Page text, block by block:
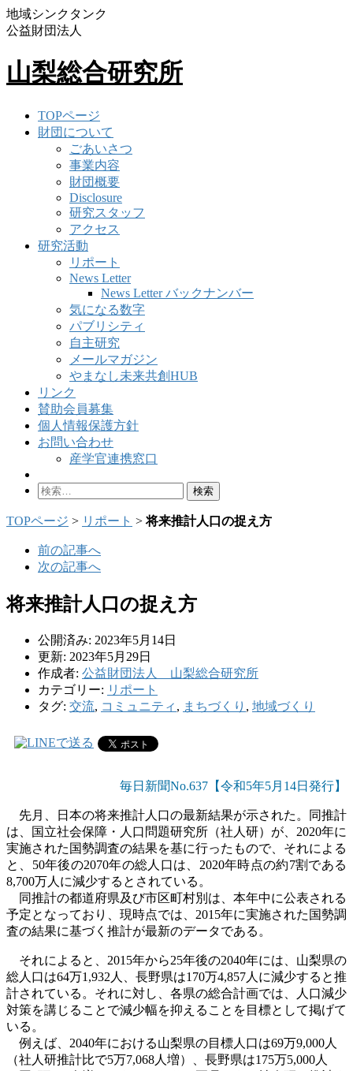
地域シンクタンク
公益財団法人
山梨総合研究所
TOPページ
財団について
ごあいさつ
事業内容
財団概要
Disclosure
研究スタッフ
アクセス
研究活動
リポート
News Letter
News Letter バックナンバー
気になる数字
パブリシティ
自主研究
メールマガジン
やまなし未来共創HUB
リンク
賛助会員募集
個人情報保護方針
お問い合わせ
産学官連携窓口
検
TOPページ > リポート >将来推計人口の捉え方
前の記事へ
次の記事へ
将来推計人口の捉え方
公開済み: 2023年5月14日
更新: 2023年5月29日
作成者: 公益財団法人 山梨総合研究所
カテゴリー: リポート
タグ: 交流, コミュニティ , まちづくり , 地域づくり
毎日新聞No.637【令和5年5月14日発行】
先月、日本の将来推計人口の最新結果が示された。同推計
は、国立社会保障・人口問題研究所（社人研）が、 2020年に
実施された国勢調査の結果を基に行ったもので、それによる
と、 50年後の2070年の総人口は、 2020年時点の約7割である
8,700万人に減少するとされている。
同推計の都道府県及び市区町村別は、本年中に公表される
予定となっており、現時点では、 2015年に実施された国勢調
査の結果に基づく推計が最新のデータである。
それによると、 2015年から25年後の2040年には、山梨県の
総人口は64万1,932 人、長野県は170万4,857人に減少すると推
計されている。それに対し、各県の総合計画では、人口減少
対策を講じることで減少幅を抑えることを目標として掲げて
いる。
例えば、 2040年における山梨県の目標人口は69万9,000人
（社人研推計比で5万7,068人増）、長野県は175万5,000人